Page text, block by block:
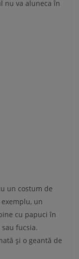
nu va aluneca în
un costum de
un
cu papuci în
fucsia.
și o geantă de